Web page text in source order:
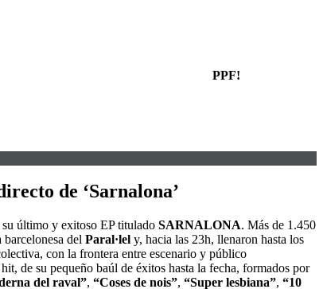
PPF!
de ‘Sarnalona’
su último y exitoso EP titulado SARNALONA. Más de 1.450
del Paral·lel y, hacia las 23h, llenaron hasta los
con la frontera entre escenario y público
de su pequeño baúl de éxitos hasta la fecha, formados por
del raval”, “Coses de nois”, “Super lesbiana”, “10